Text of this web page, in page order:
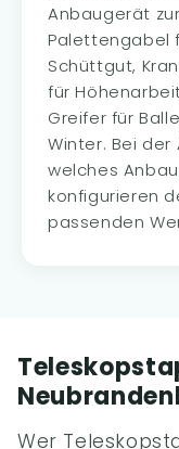
Anbaugerät
Palettengabel
Schüttgut,
für
Greifer für
Winter. Bei
welches
konfigurieren
passenden
Wer